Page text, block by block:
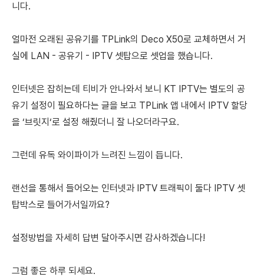
니다.
얼마전 오래된 공유기를 TPLink의 Deco X50로 교체하면서 거
실에 LAN - 공유기 - IPTV 셋탑으로 셋업을 했습니다.
인터넷은 잡히는데 티비가 안나와서 보니 KT IPTV는 별도의 공
유기 설정이 필요하다는 글을 보고 TPLink 앱 내에서 IPTV 할당
을 ‘브릿지‘로 설정 해줬더니 잘 나오더라구요.
그런데 유독 와이파이가 느려진 느낌이 듭니다.
랜선을 통해서 들어오는 인터넷과 IPTV 트래픽이 둘다 IPTV 셋
탑박스로 들어가서일까요?
설정방법을 자세히 답변 달아주시면 감사하겠습니다!
그럼 좋은 하루 되세요.